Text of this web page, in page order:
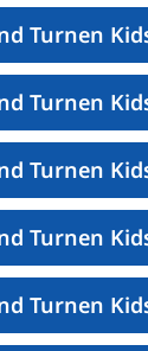
Turnen
Turnen
Turnen
Turnen
Turnen